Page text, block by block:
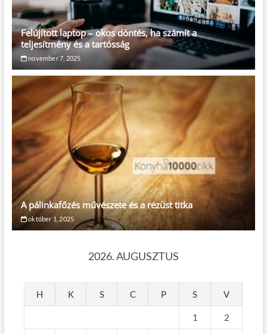
Felújított laptop – okos döntés, ha számít a
teljesítmény és a tartósság
november 7, 2025
A pálinkafőzés művészete és a rézüst titka
október 1, 2025
2026. AUGUSZTUS
H K S C P S V
1 2